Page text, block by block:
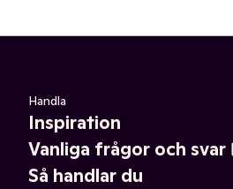
Handla
Inspiration
Vanliga frågor och svar
Så handlar du